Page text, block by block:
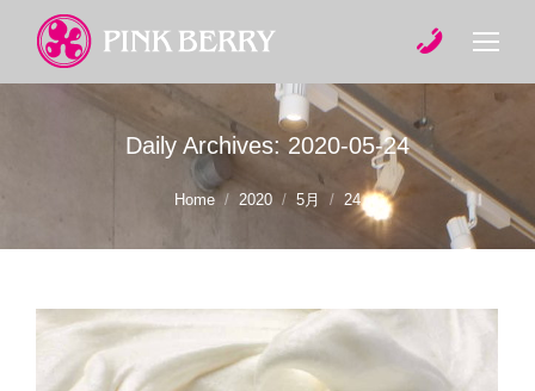
Daily Archives: 2020-05-24
Home 2020 5月 24